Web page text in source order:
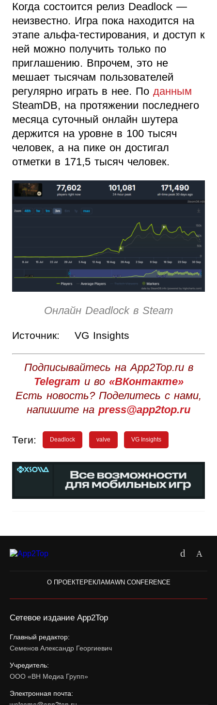
Когда состоится релиз Deadlock —
неизвестно. Игра пока находится на
этапе альфа-тестирования, и доступ к
ней можно получить только по
приглашению. Впрочем, это не
мешает тысячам пользователей
регулярно играть в нее. По данным
SteamDB, на протяжении последнего
месяца суточный онлайн шутера
держится на уровне в 100 тысяч
человек, а на пике он достигал
отметки в 171,5 тысяч человек.
Онлайн Deadlock в Steam
Источник: VG Insights
Подписывайтесь на App2Top.ru в
Telegram и во «ВКонтакте»
Есть новость? Поделитесь с нами,
напишите на press@app2top.ru
Теги: Deadlock valve VG Insights
О ПРОЕКТЕРЕКЛАМАWN CONFERENCE
Сетевое издание App2Top
Главный редактор:
Семенов Александр Георгиевич
Учредитель:
ООО «ВН Медиа Групп»
Электронная почта: